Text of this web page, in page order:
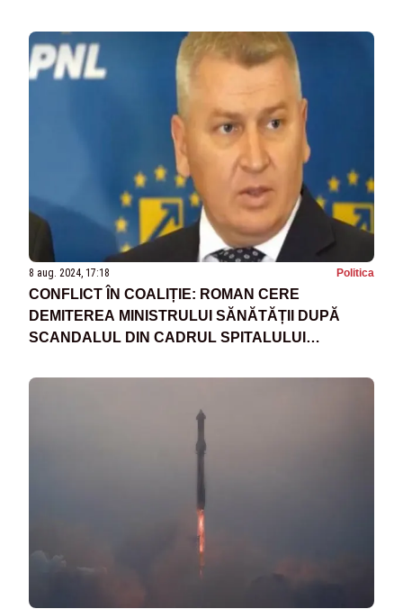
8 aug. 2024, 17:18 Politica
CONFLICT ÎN COALIȚIE: ROMAN CERE
DEMITEREA MINISTRULUI SĂNĂTĂȚII DUPĂ
SCANDALUL DIN CADRUL SPITALULUI